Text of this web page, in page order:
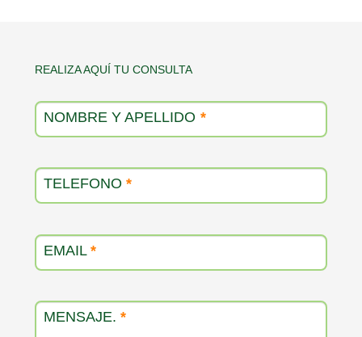
Contacto
REALIZA AQUÍ TU CONSULTA
NOMBRE Y APELLIDO *
TELEFONO *
EMAIL *
MENSAJE. *